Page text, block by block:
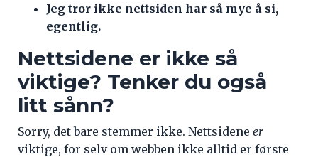
Jeg tror ikke nettsiden har så mye å si,
egentlig.
Nettsidene er ikke så
viktige? Tenker du også
litt sånn?
Sorry, det bare stemmer ikke. Nettsidene er
viktige, for selv om webben ikke alltid er første